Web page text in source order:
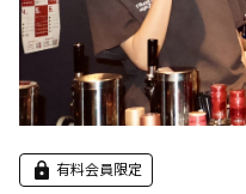
有料会員限定